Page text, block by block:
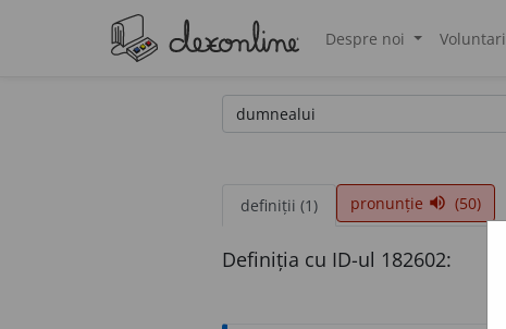
Despre noi Voluntari
definiții (1) pronunție volume_up (50)
Definiția cu ID-ul 182602: